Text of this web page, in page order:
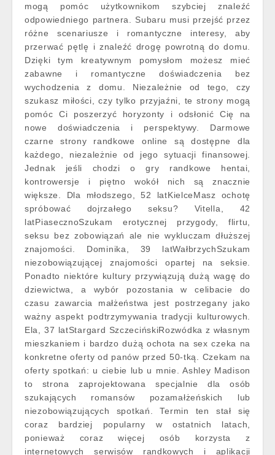
mogą pomóc użytkownikom szybciej znaleźć
odpowiedniego partnera. Subaru musi przejść przez
różne scenariusze i romantyczne interesy, aby
przerwać pętlę i znaleźć drogę powrotną do domu.
Dzięki tym kreatywnym pomysłom możesz mieć
zabawne i romantyczne doświadczenia bez
wychodzenia z domu. Niezależnie od tego, czy
szukasz miłości, czy tylko przyjaźni, te strony mogą
pomóc Ci poszerzyć horyzonty i odsłonić Cię na
nowe doświadczenia i perspektywy. Darmowe
czarne strony randkowe online są dostępne dla
każdego, niezależnie od jego sytuacji finansowej.
Jednak jeśli chodzi o gry randkowe hentai,
kontrowersje i piętno wokół nich są znacznie
większe. Dla młodszego, 52 latKielceMasz ochotę
spróbować dojrzałego seksu? Vitella, 42
latPiasecznoSzukam erotycznej przygody, flirtu,
seksu bez zobowiązań ale nie wykluczam dłuższej
znajomości. Dominika, 39 latWałbrzychSzukam
niezobowiązującej znajomości opartej na seksie.
Ponadto niektóre kultury przywiązują dużą wagę do
dziewictwa, a wybór pozostania w celibacie do
czasu zawarcia małżeństwa jest postrzegany jako
ważny aspekt podtrzymywania tradycji kulturowych.
Ela, 37 latStargard SzczecińskiRozwódka z własnym
mieszkaniem i bardzo dużą ochota na sex czeka na
konkretne oferty od panów przed 50-tką. Czekam na
oferty spotkań: u ciebie lub u mnie. Ashley Madison
to strona zaprojektowana specjalnie dla osób
szukających romansów pozamałżeńskich lub
niezobowiązujących spotkań. Termin ten stał się
coraz bardziej popularny w ostatnich latach,
ponieważ coraz więcej osób korzysta z
internetowych serwisów randkowych i aplikacji